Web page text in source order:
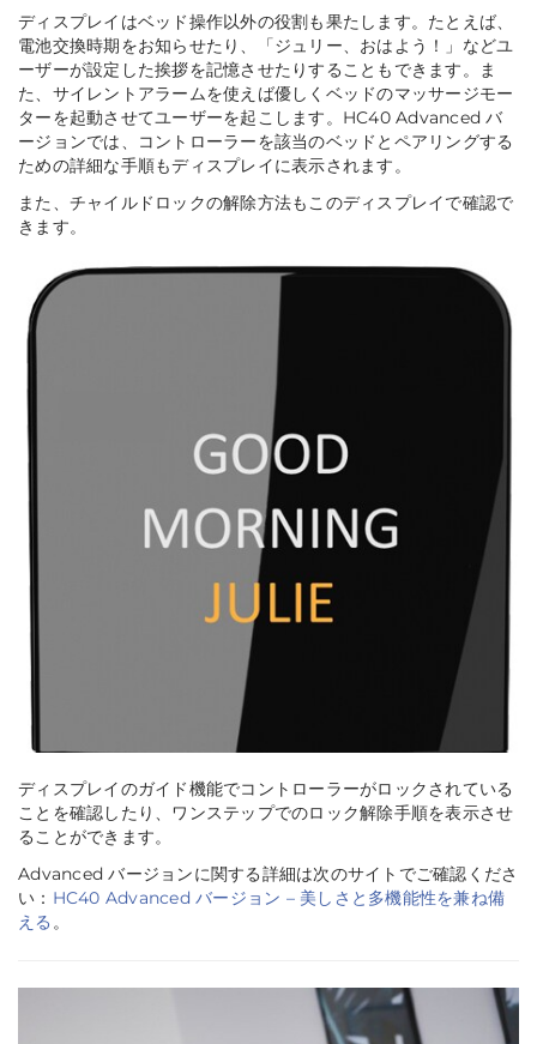
ディスプレイはベッド操作以外の役割も果たします。たとえば、
電池交換時期をお知らせたり、「ジュリー、おはよう！」などユ
ーザーが設定した挨拶を記憶させたりすることもできます。ま
た、サイレントアラームを使えば優しくベッドのマッサージモー
ターを起動させてユーザーを起こします。HC40 Advanced バ
ージョンでは、コントローラーを該当のベッドとペアリングする
ための詳細な手順もディスプレイに表示されます。
また、チャイルドロックの解除方法もこのディスプレイで確認で
きます。
ディスプレイのガイド機能でコントローラーがロックされている
ことを確認したり、ワンステップでのロック解除手順を表示させ
ることができます。
Advanced バージョンに関する詳細は次のサイトでご確認くださ
い： HC40 Advanced バージョン – 美しさと多機能性を兼ね備
える 。